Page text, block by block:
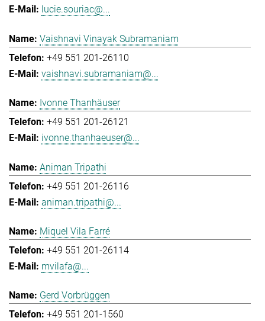
lucie.souriac@...
Vaishnavi Vinayak Subramaniam
+49 551 201-26110
vaishnavi.subramaniam@...
Ivonne Thanhäuser
+49 551 201-26121
ivonne.thanhaeuser@...
Animan Tripathi
+49 551 201-26116
animan.tripathi@...
Miquel Vila Farré
+49 551 201-26114
mvilafa@...
Gerd Vorbrüggen
+49 551 201-1560